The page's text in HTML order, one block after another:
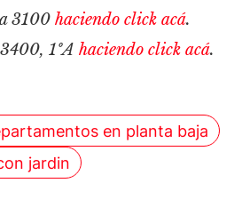
3100haciendo click acá.
1ºAhaciendo click acá.
en planta baja
jardin